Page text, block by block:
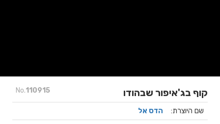
No.110915 קוף בג'איפור שבהודו
שם היוצרת: הדס אל